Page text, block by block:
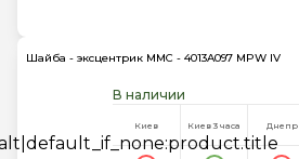
Шайба - эксцентрик MMC - 4013A097 MPW IV
В наличии
Киев Киев 3 часа Днепр